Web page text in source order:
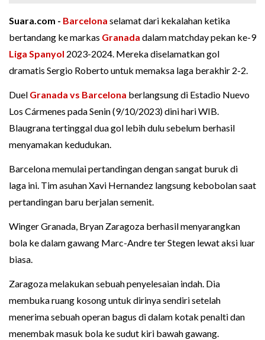
Suara.com - Barcelona selamat dari kekalahan ketika
bertandang ke markas Granada dalam matchday pekan ke-9
Liga Spanyol 2023-2024. Mereka diselamatkan gol
dramatis Sergio Roberto untuk memaksa laga berakhir 2-2.
Duel Granada vs Barcelona berlangsung di Estadio Nuevo
Los Cármenes pada Senin (9/10/2023) dini hari WIB.
Blaugrana tertinggal dua gol lebih dulu sebelum berhasil
menyamakan kedudukan.
Barcelona memulai pertandingan dengan sangat buruk di
laga ini. Tim asuhan Xavi Hernandez langsung kebobolan saat
pertandingan baru berjalan semenit.
Winger Granada, Bryan Zaragoza berhasil menyarangkan
bola ke dalam gawang Marc-Andre ter Stegen lewat aksi luar
biasa.
Zaragoza melakukan sebuah penyelesaian indah. Dia
membuka ruang kosong untuk dirinya sendiri setelah
menerima sebuah operan bagus di dalam kotak penalti dan
menembak masuk bola ke sudut kiri bawah gawang.